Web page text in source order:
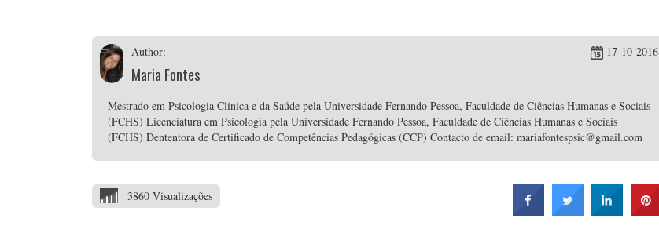
Author:
Maria Fontes
17-10-2016
Mestrado em Psicologia Clínica e da Saúde pela Universidade Fernando Pessoa, Faculdade de Ciências Humanas e Sociais
(FCHS) Licenciatura em Psicologia pela Universidade Fernando Pessoa, Faculdade de Ciências Humanas e Sociais
(FCHS) Dententora de Certificado de Competências Pedagógicas (CCP) Contacto de email: mariafontespsic@gmail.com
3860 Visualizações